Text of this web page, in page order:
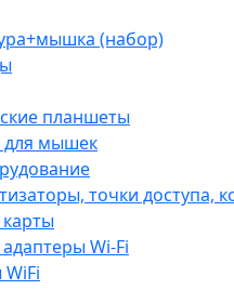
(набор)
планшеты
для мышек
точки доступа,
Wi-Fi